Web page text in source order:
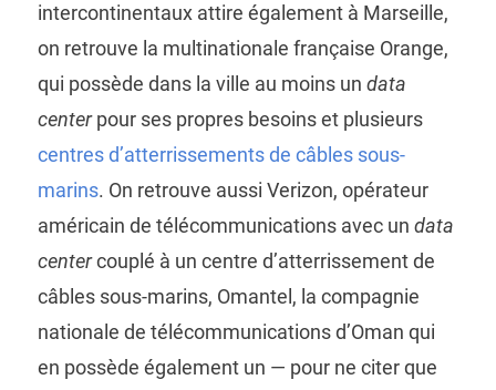
intercontinentaux attire également à Marseille,
on retrouve la multinationale française Orange,
qui possède dans la ville au moins un data
centerpour ses propres besoins et plusieurs
centres d’atterrissements de câbles sous-
marins. On retrouve aussi Verizon, opérateur
américain de télécommunications avec un data
centercouplé à un centre d’atterrissement de
câbles sous-marins, Omantel, la compagnie
nationale de télécommunications d’Oman qui
en possède également un — pour ne citer que